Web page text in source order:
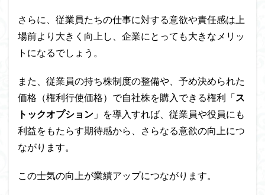
さらに、従業員たちの仕事に対する意欲や責任感は上
場前より大きく向上し、企業にとっても大きなメリッ
トになるでしょう。
また、従業員の持ち株制度の整備や、予め決められた
価格（権利行使価格）で自社株を購入できる権利「ス
トックオプション 」を導入すれば、従業員や役員にも
利益をもたらす期待感から、さらなる意欲の向上につ
ながります。
この士気の向上が業績アップにつながります。